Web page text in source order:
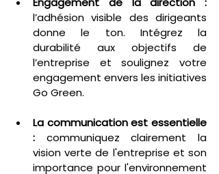
l’adhésion visible des dirigeants
donne le ton. Intégrez la
durabilité aux objectifs de
l’entreprise et soulignez votre
engagement envers les initiatives
Go Green.
La communication est essentielle
: communiquez clairement la
vision verte de l'entreprise et son
importance pour l'environnement